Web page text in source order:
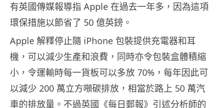
有英國傳媒報導指 Apple 在過去一年多，因為這項
環保措施以節省了 50 億英鎊。
Apple 解釋停止隨 iPhone 包裝提供充電器和耳
機，可以減少生產和浪費，同時亦令包裝盒體積縮
小，令運輸時每一貨板可以多放 70%，每年因此可
以減少 200 萬立方噸碳排放，相當於路上 50 萬汽
車的排放量。不過英國《每日郵報》引述分析師的